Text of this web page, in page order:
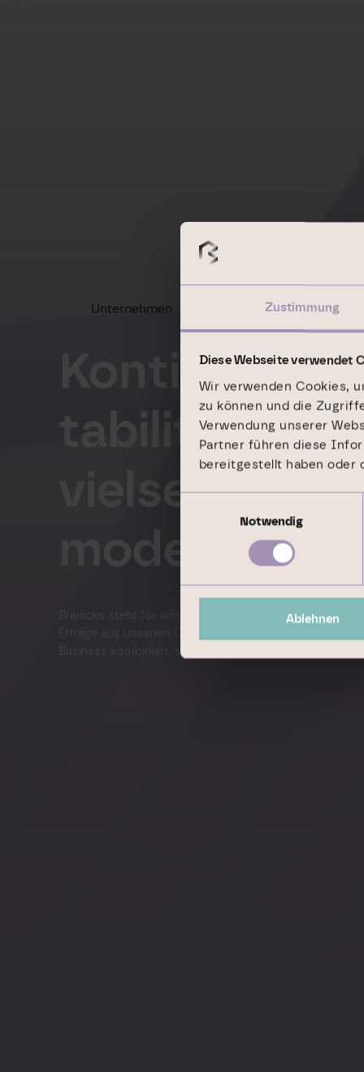
Zustimmung
Diese Webseite verwendet
Wir verwenden Cookies,
zu können und die
Verwendung unserer
Partner führen diese
bereitgestellt haben oder
Notwendig
Ablehnen
Unternehmen Geschäftsmodell
tabilität
viel­seitiges
Branicks steht für wirtschaftliche Stabilität. Durch
Business kombiniert, steigern wir unabhängig von